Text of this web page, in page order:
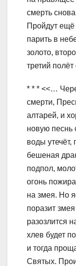
смерть
Пройдут ещё
парить в
золото,
третий
* * * <<…
смерти,
алтарей, и
новую песнь
воды утечёт,
бешеная
подпол,
огонь
на змея. Но
поразит
разозлится
хлев будет
и тогда
Святых.